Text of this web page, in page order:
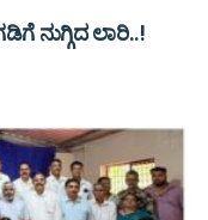
ನುಗ್ಗಿದ ಲಾರಿ..!